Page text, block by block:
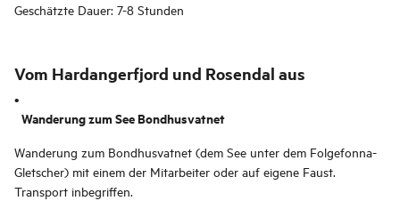
Geschätzte Dauer: 7-8 Stunden
Vom Hardangerfjord und Rosendal aus
Wanderung zum See Bondhusvatnet
Wanderung zum Bondhusvatnet (dem See unter dem Folgefonna-
Gletscher) mit einem der Mitarbeiter oder auf eigene Faust.
Transport inbegriffen.